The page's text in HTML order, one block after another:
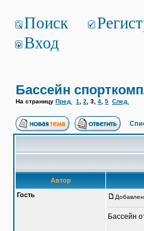
Поиск
Вход
Бассейн
На страницу Пред. 1 2 3 4 5 След.
Автор
Гость
Бассейн